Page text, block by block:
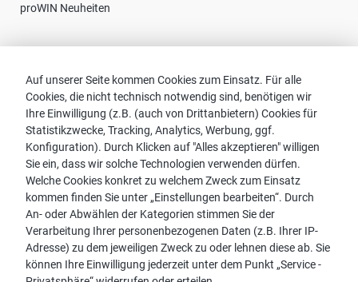
Auf unserer Seite kommen Cookies zum Einsatz. Für alle
Cookies, die nicht technisch notwendig sind, benötigen wir
Ihre Einwilligung (z.B. (auch von Drittanbietern) Cookies für
Statistikzwecke, Tracking, Analytics, Werbung, ggf.
Konfiguration). Durch Klicken auf "Alles akzeptieren" willigen
Sie ein, dass wir solche Technologien verwenden dürfen.
Welche Cookies konkret zu welchem Zweck zum Einsatz
kommen finden Sie unter „Einstellungen bearbeiten“. Durch
An- oder Abwählen der Kategorien stimmen Sie der
Verarbeitung Ihrer personenbezogenen Daten (z.B. Ihrer IP-
Adresse) zu dem jeweiligen Zweck zu oder lehnen diese ab. Sie
können Ihre Einwilligung jederzeit unter dem Punkt „Service -
proWIN Neuheiten
Vertriebspartnersuche
Kontakt zu proWIN
Service-FAQ
Hinweis:
Aus Gründen der leichteren Lesbarkeit wird die männliche
Sprachform bei personenbezogenen Substantiven und
Pronomen verwendet. Dies impliziert jedoch keine